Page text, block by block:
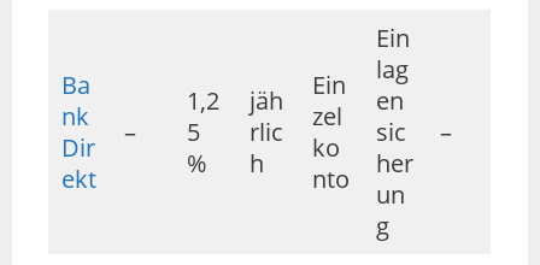
Ba
nk
Dir
ekt
–
1,2
5
%
jäh
rlic
h
Ein
zel
ko
nto
Ein
lag
en
sic
her
un
g
–